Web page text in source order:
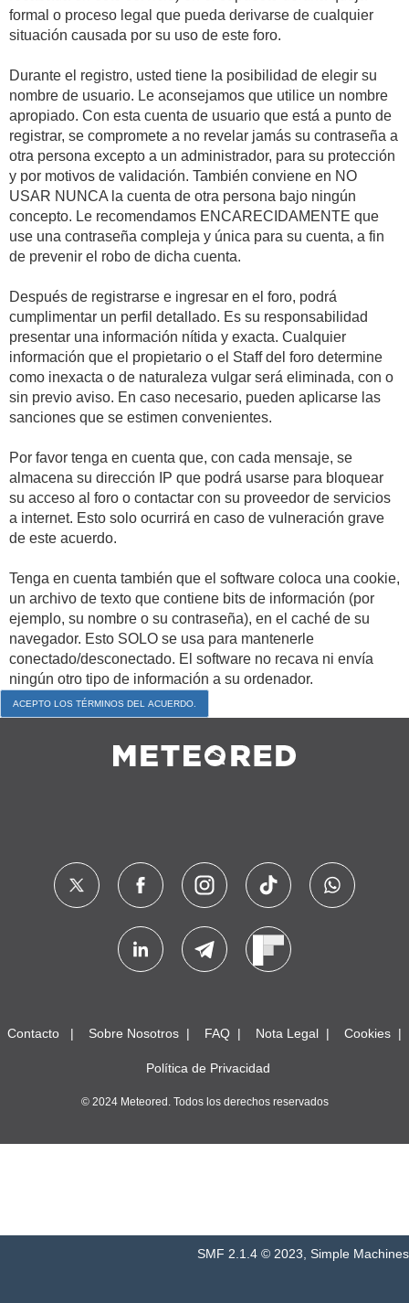
formal o proceso legal que pueda derivarse de cualquier
situación causada por su uso de este foro.
Durante el registro, usted tiene la posibilidad de elegir su
nombre de usuario. Le aconsejamos que utilice un nombre
apropiado. Con esta cuenta de usuario que está a punto de
registrar, se compromete a no revelar jamás su contraseña a
otra persona excepto a un administrador, para su protección
y por motivos de validación. También conviene en NO
USAR NUNCA la cuenta de otra persona bajo ningún
concepto. Le recomendamos ENCARECIDAMENTE que
use una contraseña compleja y única para su cuenta, a fin
de prevenir el robo de dicha cuenta.
Después de registrarse e ingresar en el foro, podrá
cumplimentar un perfil detallado. Es su responsabilidad
presentar una información nítida y exacta. Cualquier
información que el propietario o el Staff del foro determine
como inexacta o de naturaleza vulgar será eliminada, con o
sin previo aviso. En caso necesario, pueden aplicarse las
sanciones que se estimen convenientes.
Por favor tenga en cuenta que, con cada mensaje, se
almacena su dirección IP que podrá usarse para bloquear
su acceso al foro o contactar con su proveedor de servicios
a internet. Esto solo ocurrirá en caso de vulneración grave
de este acuerdo.
Tenga en cuenta también que el software coloca una cookie,
un archivo de texto que contiene bits de información (por
ejemplo, su nombre o su contraseña), en el caché de su
navegador. Esto SOLO se usa para mantenerle
conectado/desconectado. El software no recava ni envía
ningún otro tipo de información a su ordenador.
Contacto Sobre Nosotros FAQ Nota Legal Cookies
Política de Privacidad
© 2024 Meteored. Todos los derechos reservados
SMF 2.1.4 © 2023 Simple Machines